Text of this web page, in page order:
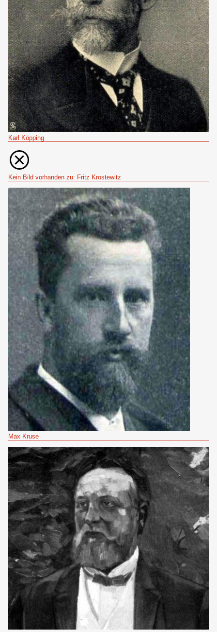
Karl Köpping
Kein Bild vorhanden zu: Fritz Krostewitz
Max Kruse